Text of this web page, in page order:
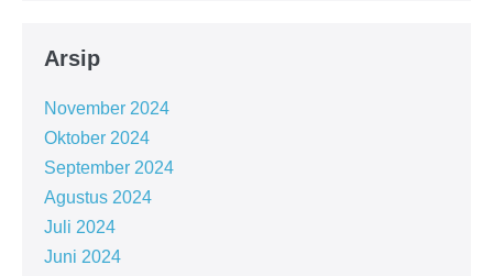
Arsip
November 2024
Oktober 2024
September 2024
Agustus 2024
Juli 2024
Juni 2024